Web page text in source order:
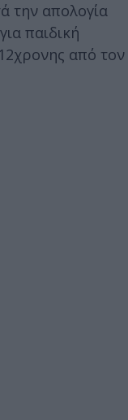
την απολογία
παιδική
από τον